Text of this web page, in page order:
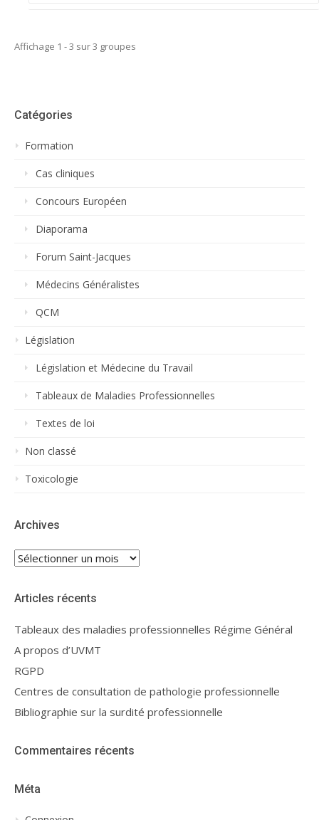
Affichage 1 - 3 sur 3 groupes
Catégories
Formation
Cas cliniques
Concours Européen
Diaporama
Forum Saint-Jacques
Médecins Généralistes
QCM
Législation
Législation et Médecine du Travail
Tableaux de Maladies Professionnelles
Textes de loi
Non classé
Toxicologie
Archives
Archives
Articles récents
Tableaux des maladies professionnelles Régime Général
A propos d’UVMT
RGPD
Centres de consultation de pathologie professionnelle
Bibliographie sur la surdité professionnelle
Commentaires récents
Méta